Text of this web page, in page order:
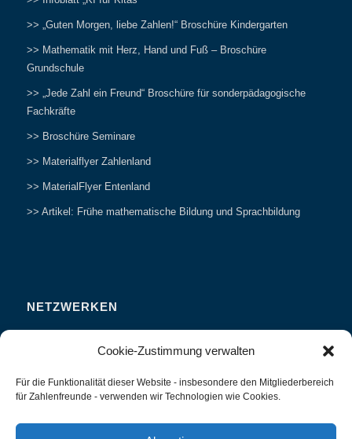
Cookie-Zustimmung verwalten
Für die Funktionalität dieser Website - insbesondere den Mitgliederbereich
für Zahlenfreunde - verwenden wir Technologien wie Cookies.
>> „Guten Morgen, liebe Zahlen!“ Broschüre Kindergarten
>> Mathematik mit Herz, Hand und Fuß – Broschüre
Grundschule
>> „Jede Zahl ein Freund“ Broschüre für sonderpädagogische
Fachkräfte
>> Broschüre Seminare
>> Materialflyer Zahlenland
>> MaterialFlyer Entenland
>> Artikel: Frühe mathematische Bildung und Sprachbildung
NETZWERKEN
Studieren
Interviews und Erfahrungsberichte